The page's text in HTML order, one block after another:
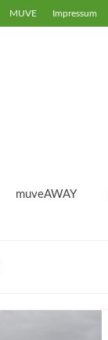
MUVE Impressum
muveAWAY